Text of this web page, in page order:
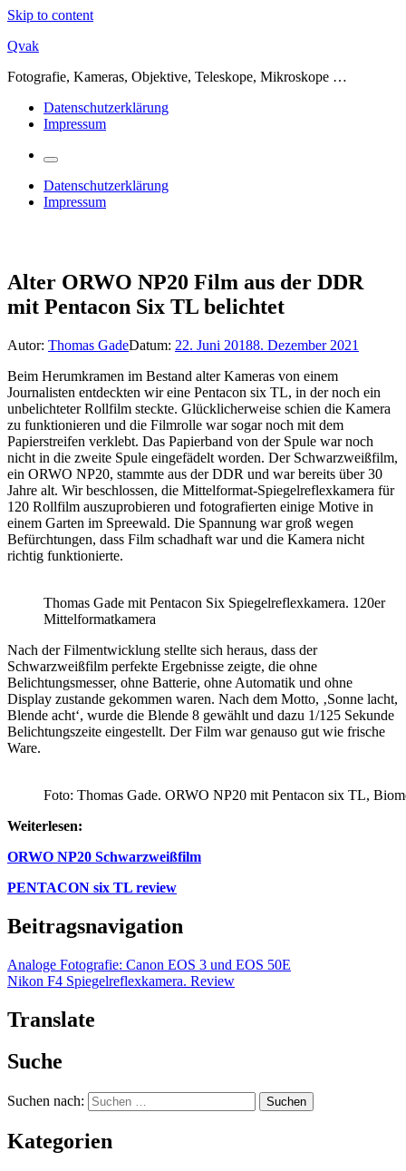
Skip to content
Qvak
Fotografie, Kameras, Objektive, Teleskope, Mikroskope …
Datenschutzerklärung
Impressum
Datenschutzerklärung
Impressum
Alter ORWO NP20 Film aus der DDR
mit Pentacon Six TL belichtet
Autor: Thomas GadeDatum: 22. Juni 20188. Dezember 2021
Beim Herumkramen im Bestand alter Kameras von einem
Journalisten entdeckten wir eine Pentacon six TL, in der noch ein
unbelichteter Rollfilm steckte. Glücklicherweise schien die Kamera
zu funktionieren und die Filmrolle war sogar noch mit dem
Papierstreifen verklebt. Das Papierband von der Spule war noch
nicht in die zweite Spule eingefädelt worden. Der Schwarzweißfilm,
ein ORWO NP20, stammte aus der DDR und war bereits über 30
Jahre alt. Wir beschlossen, die Mittelformat-Spiegelreflexkamera für
120 Rollfilm auszuprobieren und fotografierten einige Motive in
einem Garten im Spreewald. Die Spannung war groß wegen
Befürchtungen, dass Film schadhaft war und die Kamera nicht
richtig funktionierte.
Thomas Gade mit Pentacon Six Spiegelreflexkamera. 120er
Mittelformatkamera
Nach der Filmentwicklung stellte sich heraus, dass der
Schwarzweißfilm perfekte Ergebnisse zeigte, die ohne
Belichtungsmesser, ohne Batterie, ohne Automatik und ohne
Display zustande gekommen waren. Nach dem Motto, ‚Sonne lacht,
Blende acht‘, wurde die Blende 8 gewählt und dazu 1/125 Sekunde
Belichtungszeite eingestellt. Der Film war genauso gut wie frische
Ware.
Foto: Thomas Gade. ORWO NP20 mit Pentacon six TL,
Weiterlesen:
ORWO NP20 Schwarzweißfilm
PENTACON six TL review
Beitragsnavigation
Analoge Fotografie: Canon EOS 3 und EOS 50E
Nikon F4 Spiegelreflexkamera. Review
Translate
Suche
Suchen nach:
Kategorien